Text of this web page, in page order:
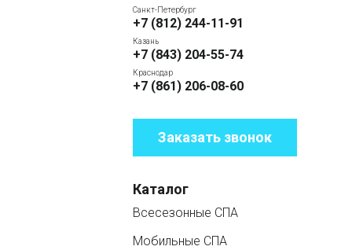
Санкт-Петербург
+7 (812) 244-11-91
Казань
+7 (843) 204-55-74
Краснодар
+7 (861) 206-08-60
Заказать звонок
Каталог
Всесезонные СПА
Мобильные СПА